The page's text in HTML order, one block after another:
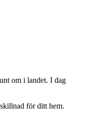
om i landet. I dag
för ditt hem.